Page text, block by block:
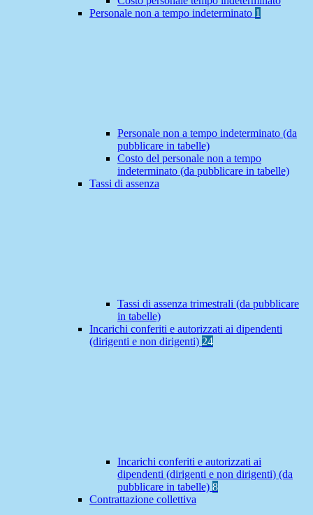
Personale non a tempo indeterminato 1
Personale non a tempo indeterminato (da
pubblicare in tabelle)
Costo del personale non a tempo
indeterminato (da pubblicare in tabelle)
Tassi di assenza
Tassi di assenza trimestrali (da pubblicare
in tabelle)
Incarichi conferiti e autorizzati ai dipendenti
(dirigenti e non dirigenti) 24
Incarichi conferiti e autorizzati ai
dipendenti (dirigenti e non dirigenti) (da
pubblicare in tabelle) 8
Contrattazione collettiva